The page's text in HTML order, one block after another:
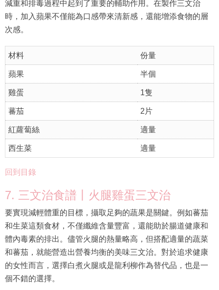
減重和排毒過程中起到了重要的輔助作用。在製作三文治
時，加入蘋果不僅能為口感帶來清新感，還能增添食物的層
次感。
材料 份量
蘋果 半個
雞蛋 1隻
蕃茄 2片
紅蘿蔔絲 適量
西生菜 適量
回到目錄
7. 三文治食譜丨火腿雞蛋三文治
要實現減輕體重的目標，攝取足夠的蔬果是關鍵。例如蕃茄
和生菜這類食材，不僅纖維含量豐富，還能助於腸道健康和
體內毒素的排出。儘管火腿的熱量略高，但搭配適量的蔬菜
和蕃茄，就能營造出營養均衡的美味三文治。對於追求健康
的女性而言，選擇白煮火腿或是龍利柳作為替代品，也是一
個不錯的選擇。